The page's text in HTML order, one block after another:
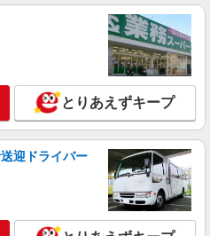
とりあえずキープ
迎ドライバー